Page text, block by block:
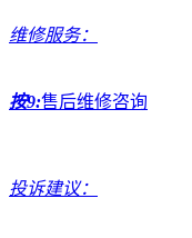
维修服务：
按9:售后维修咨询
投诉建议：